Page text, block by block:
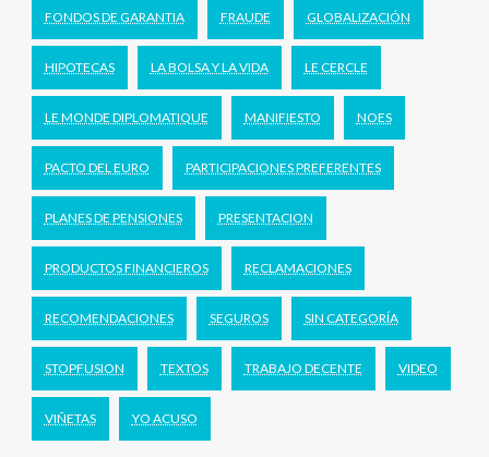
FONDOS DE GARANTIA FRAUDE GLOBALIZACIÓN
HIPOTECAS LA BOLSA Y LA VIDA LE CERCLE
LE MONDE DIPLOMATIQUE MANIFIESTO NOES
PACTO DEL EURO PARTICIPACIONES PREFERENTES
PLANES DE PENSIONES PRESENTACION
PRODUCTOS FINANCIEROS RECLAMACIONES
RECOMENDACIONES SEGUROS SIN CATEGORÍA
STOPFUSION TEXTOS TRABAJO DECENTE VIDEO
VIÑETAS YO ACUSO